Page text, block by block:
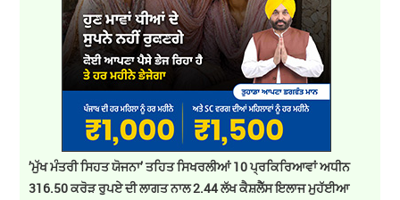
’ਮੁੱਖ ਮੰਤਰੀ ਸਿਹਤ ਯੋਜਨਾ’ ਤਹਿਤ ਸਿਖਰਲੀਆਂ 10 ਪ੍ਰਕਿਰਿਆਵਾਂ ਅਧੀਨ
316.50 ਕਰੋੜ ਰੁਪਏ ਦੀ ਲਾਗਤ ਨਾਲ 2.44 ਲੱਖ ਕੈਸ਼ਲੈੱਸ ਇਲਾਜ ਮੁਹੱਈਆ